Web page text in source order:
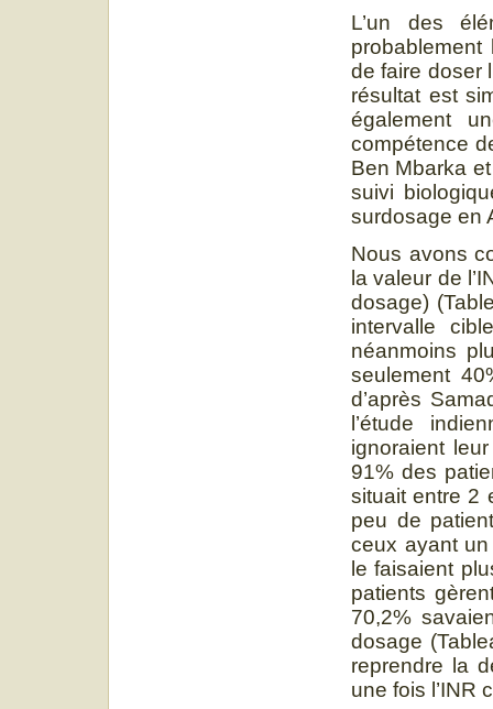
L’un des
de faire doser
résultat est
également
compétence
Ben Mbarka
suivi
surdosage en
Nous avons
la valeur de
dosage)
intervalle
néanmoins
seulement
d’après
l’étude
ignoraient
91% des
situait entre 2
peu de
ceux ayant un
le faisaient
patients
70,2%
dosage
reprendre la
une fois l’INR